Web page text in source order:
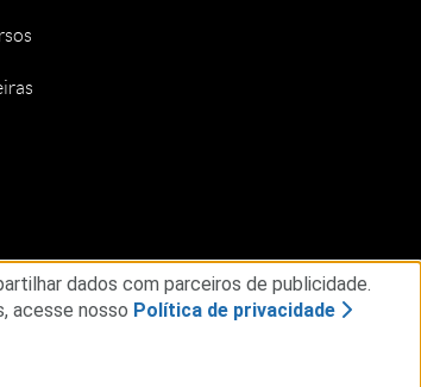
dados com parceiros de publicidade.
acesse nosso Política de privacidade